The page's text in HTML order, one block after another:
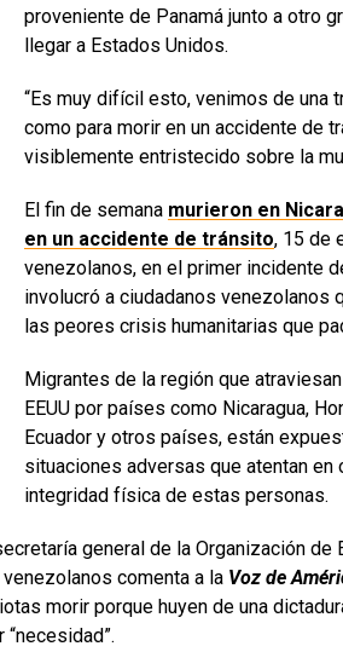
proveniente de Panamá junto a otro
llegar a Estados Unidos.
“Es muy difícil esto, venimos de una
como para morir en un accidente de
visiblemente entristecido sobre la
El fin de semana murieron en
en un accidente de tránsito, 15 de
venezolanos, en el primer incidente
involucró a ciudadanos venezolanos
las peores crisis humanitarias que
Migrantes de la región que
EEUU por países como Nicaragua,
Ecuador y otros países, están
situaciones adversas que atentan en
integridad física de estas personas.
general de la Organización de
comenta a la Voz de
morir porque huyen de una